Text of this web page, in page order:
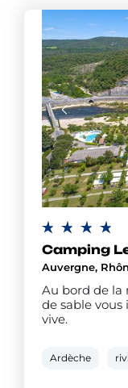
Camping
Auvergne,
Au bord de la
de sable vous
vive.
Ardèche